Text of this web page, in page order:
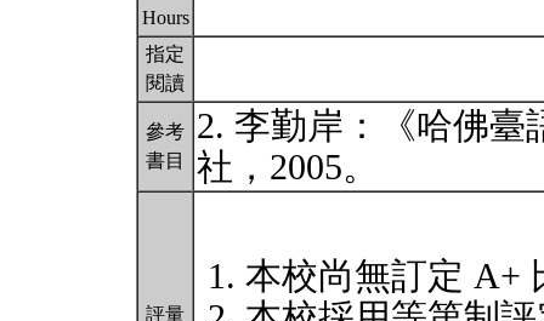
Hours
指定
閱讀
參考
書目
2. 李勤岸：《哈佛臺
社，2005。
評量
本校尚無訂定 A+